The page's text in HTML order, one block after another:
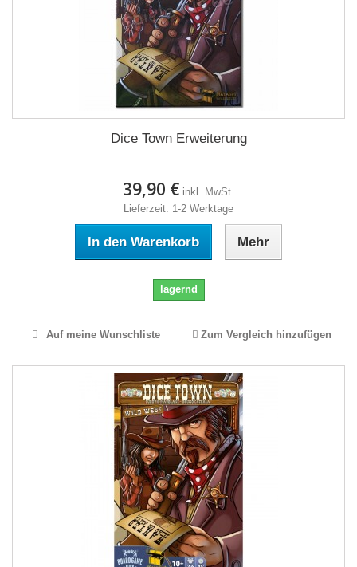
Dice Town Erweiterung
39,90 € inkl. MwSt.
Lieferzeit: 1-2 Werktage
In den Warenkorb Mehr
lagernd
Auf meine Wunschliste Zum Vergleich hinzufügen